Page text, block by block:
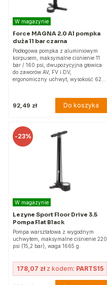
W magazynie
Force MAGNA 2.0 Al pompka
duża 11 bar czarna
Podłogowa pompka z aluminiowym
korpusem, maksymalne ciśnienie 11
bar / 160 psi, dwupozycyjna głowica
do zaworów AV, FV i DV,
ergonomiczny uchwyt, wysokość 62…
92,49 zł Do koszyka
-23%
W magazynie
Lezyne Sport Floor Drive 3.5
Pompa Flat Black
Pompa warsztatowa z wygodnym
uchwytem, maksymalne ciśnienie 220
psi (15,2 bar), waga 1665 g.
178,07 złz kodem: PARTS15